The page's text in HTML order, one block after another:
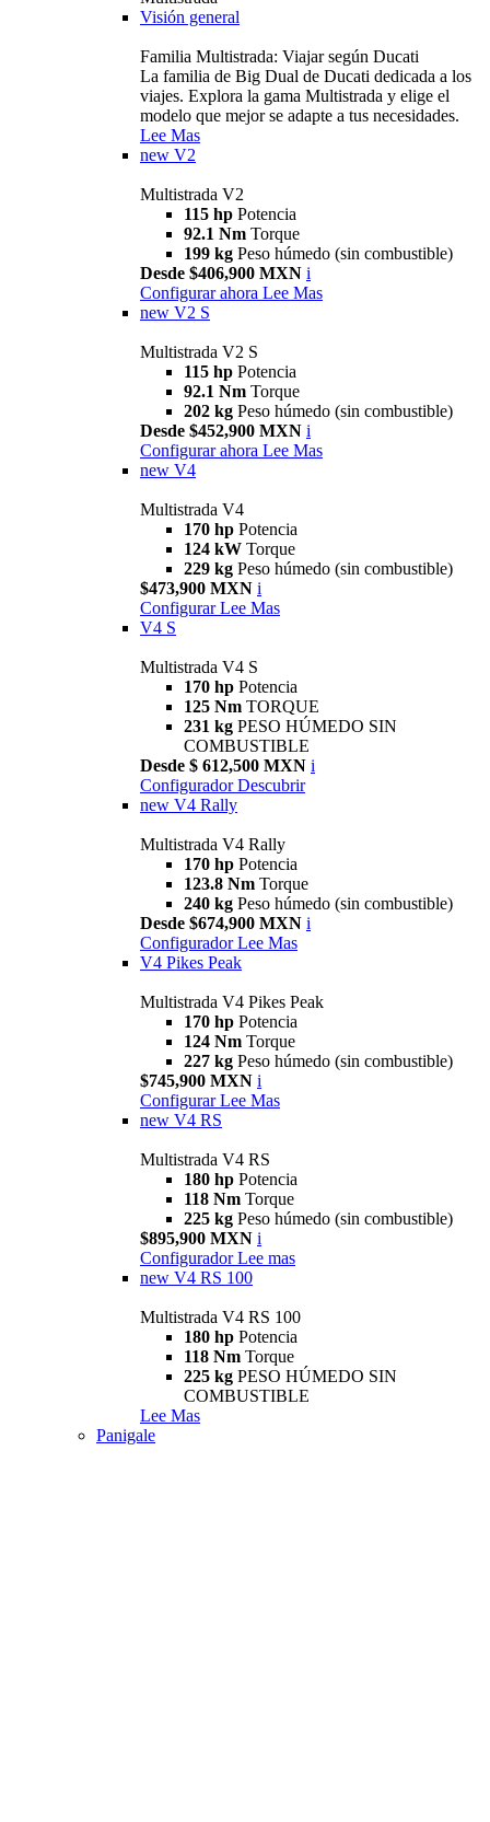
Visión general
Familia Multistrada: Viajar según Ducati
La familia de Big Dual de Ducati dedicada a los
viajes. Explora la gama Multistrada y elige el
modelo que mejor se adapte a tus necesidades.
Lee Mas
new V2
Multistrada V2
115 hp Potencia
92.1 Nm Torque
199 kg Peso húmedo (sin combustible)
Desde $406,900 MXN i
Configurar ahora Lee Mas
new V2 S
Multistrada V2 S
115 hp Potencia
92.1 Nm Torque
202 kg Peso húmedo (sin combustible)
Desde $452,900 MXN i
Configurar ahora Lee Mas
new V4
Multistrada V4
170 hp Potencia
124 kW Torque
229 kg Peso húmedo (sin combustible)
$473,900 MXN i
Configurar Lee Mas
V4 S
Multistrada V4 S
170 hp Potencia
125 Nm TORQUE
231 kg PESO HÚMEDO SIN
COMBUSTIBLE
Desde $ 612,500 MXN i
Configurador Descubrir
new V4 Rally
Multistrada V4 Rally
170 hp Potencia
123.8 Nm Torque
240 kg Peso húmedo (sin combustible)
Desde $674,900 MXN i
Configurador Lee Mas
V4 Pikes Peak
Multistrada V4 Pikes Peak
170 hp Potencia
124 Nm Torque
227 kg Peso húmedo (sin combustible)
$745,900 MXN i
Configurar Lee Mas
new V4 RS
Multistrada V4 RS
180 hp Potencia
118 Nm Torque
225 kg Peso húmedo (sin combustible)
$895,900 MXN i
Configurador Lee mas
new V4 RS 100
Multistrada V4 RS 100
180 hp Potencia
118 Nm Torque
225 kg PESO HÚMEDO SIN
COMBUSTIBLE
Lee Mas
Panigale